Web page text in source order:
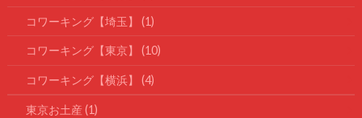
コワーキング【埼玉】 (1)
コワーキング【東京】 (10)
コワーキング【横浜】 (4)
東京お土産 (1)